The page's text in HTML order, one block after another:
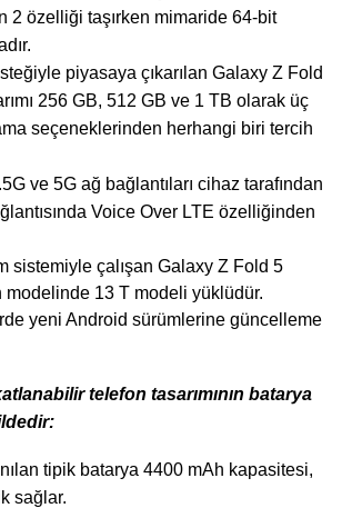
2 özelliği taşırken mimaride 64-bit
piyasaya çıkarılan Galaxy Z Fold
256 GB, 512 GB ve 1 TB olarak üç
seçeneklerinden herhangi biri tercih
ve 5G ağ bağlantıları cihaz tarafından
Voice Over LTE özelliğinden
çalışan Galaxy Z Fold 5
modelinde 13 T modeli yüklüdür.
yeni Android sürümlerine güncelleme
telefon tasarımının batarya
tipik batarya 4400 mAh kapasitesi,
sağlar.